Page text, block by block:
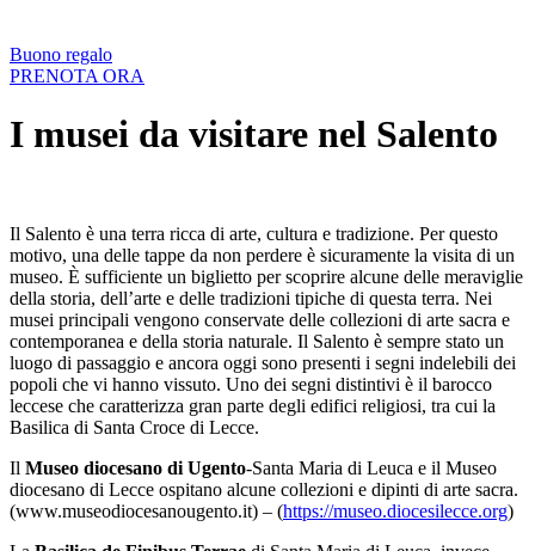
Buono regalo
PRENOTA ORA
I musei da visitare nel Salento
Il Salento è una terra ricca di arte, cultura e tradizione. Per questo
motivo, una delle tappe da non perdere è sicuramente la visita di un
museo. È sufficiente un biglietto per scoprire alcune delle meraviglie
della storia, dell’arte e delle tradizioni tipiche di questa terra. Nei
musei principali vengono conservate delle collezioni di arte sacra e
contemporanea e della storia naturale. Il Salento è sempre stato un
luogo di passaggio e ancora oggi sono presenti i segni indelebili dei
popoli che vi hanno vissuto. Uno dei segni distintivi è il barocco
leccese che caratterizza gran parte degli edifici religiosi, tra cui la
Basilica di Santa Croce di Lecce.
Il Museo diocesano di Ugento-Santa Maria di Leuca e il Museo
diocesano di Lecce ospitano alcune collezioni e dipinti di arte sacra.
(www.museodiocesanougento.it) – (https://museo.diocesilecce.org)